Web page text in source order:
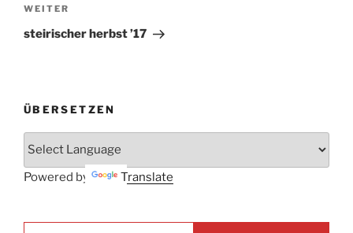
Nächster
Beitrag
WEITER
steirischer herbst ’17
ÜBERSETZEN
Powered by Translate
E-mail ...